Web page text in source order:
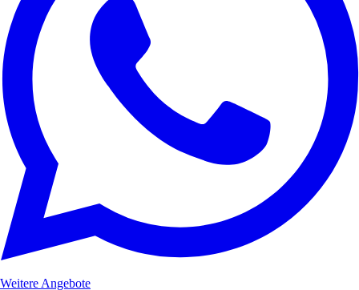
Weitere Angebote